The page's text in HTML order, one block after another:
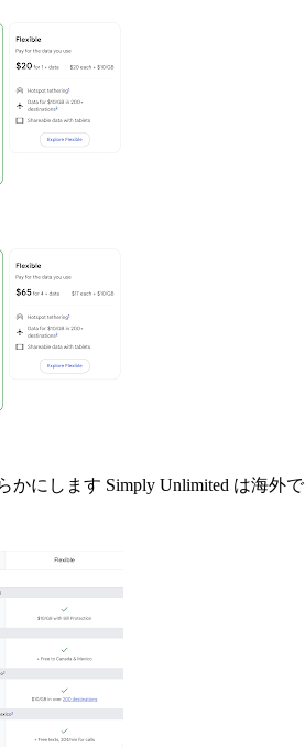
かにします Simply Unlimited は海外で